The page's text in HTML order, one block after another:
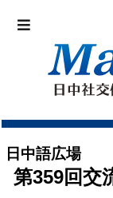
日中語広場
第359回交